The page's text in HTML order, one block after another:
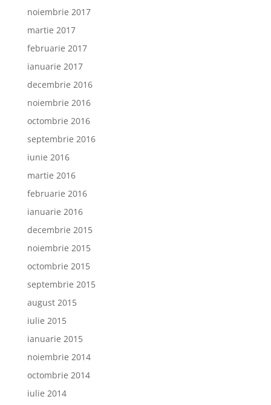
noiembrie 2017
martie 2017
februarie 2017
ianuarie 2017
decembrie 2016
noiembrie 2016
octombrie 2016
septembrie 2016
iunie 2016
martie 2016
februarie 2016
ianuarie 2016
decembrie 2015
noiembrie 2015
octombrie 2015
septembrie 2015
august 2015
iulie 2015
ianuarie 2015
noiembrie 2014
octombrie 2014
iulie 2014